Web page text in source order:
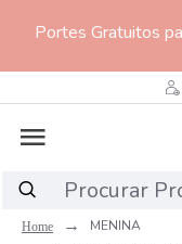
Portes Gratuitos
MENINA